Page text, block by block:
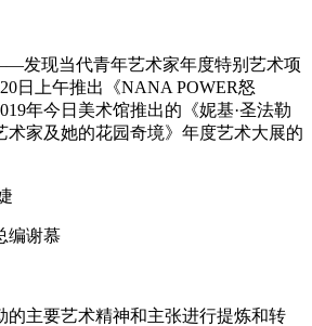
发现当代青年艺术家年度特别艺术项
日上午推出《NANA POWER怒
年今日美术馆推出的《妮基·圣法勒
家及她的花园奇境》年度艺术大展的
编谢慕
的主要艺术精神和主张进行提炼和转